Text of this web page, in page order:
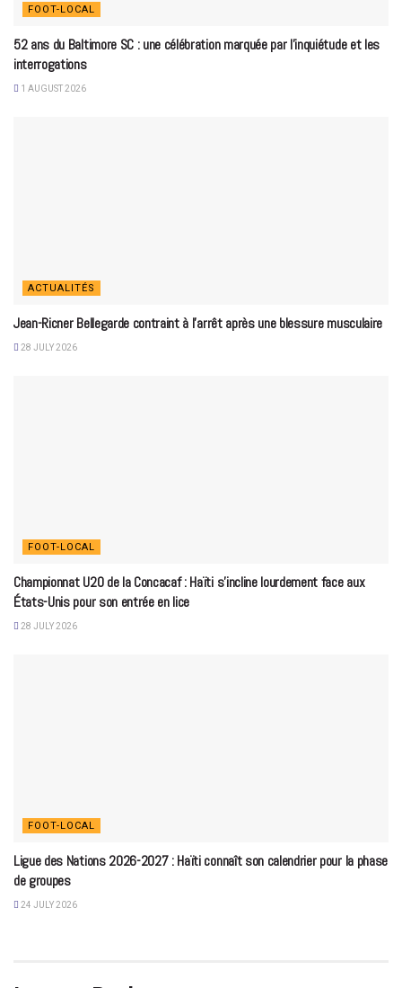
FOOT-LOCAL
52 ans du Baltimore SC : une célébration marquée par l’inquiétude et les
interrogations
1 AUGUST 2026
ACTUALITÉS
Jean-Ricner Bellegarde contraint à l’arrêt après une blessure musculaire
28 JULY 2026
FOOT-LOCAL
Championnat U20 de la Concacaf : Haïti s’incline lourdement face aux
États-Unis pour son entrée en lice
28 JULY 2026
FOOT-LOCAL
Ligue des Nations 2026-2027 : Haïti connaît son calendrier pour la phase
de groupes
24 JULY 2026